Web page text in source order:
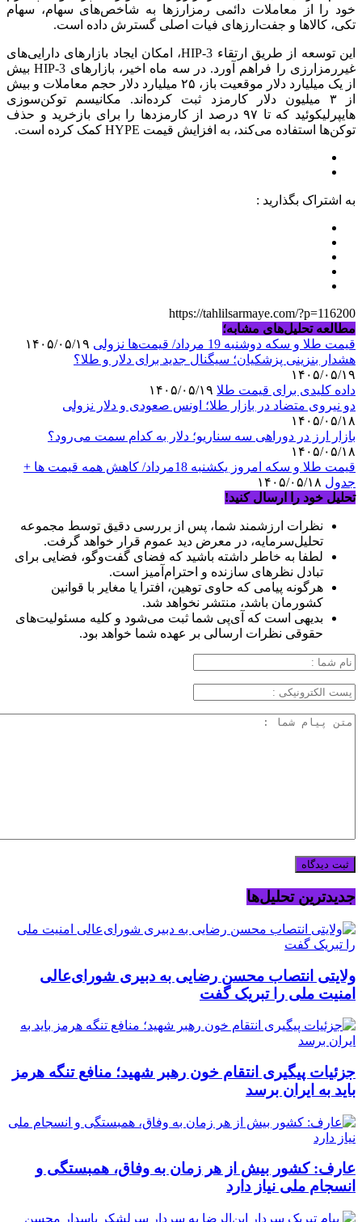
خود را از معاملات دائمی رمزارزها به شاخص‌های سهام، سهام
تکی، کالاها و جفت‌ارزهای فیات اصلی گسترش داده است.
این توسعه از طریق ارتقاء HIP-3، امکان ایجاد بازارهای دارایی‌های
غیررمزارزی را فراهم آورد. در سه ماه اخیر، بازارهای HIP-3 بیش
از یک میلیارد دلار موقعیت باز، ۲۵ میلیارد دلار حجم معاملات و بیش
از ۳ میلیون دلار کارمزد ثبت کرده‌اند. مکانیسم توکن‌سوزی
هایپرلیکوئید که تا ۹۷ درصد از کارمزدها را برای بازخرید و حذف
توکن‌ها استفاده می‌کند، به افزایش قیمت HYPE کمک کرده است.
به اشتراک بگذارید :
https://tahlilsarmaye.com/?p=116200
مطالعه تحلیل‌های مشابه؛
قیمت طلا و سکه دوشنبه 19 مرداد/ قیمت‌ها نزولی
هشدار بنزینی پزشکیان؛ سیگنال جدید برای دلار و طلا؟
۱۴۰۵/۰۵/۱۹
داده کلیدی برای قیمت طلا
دو نیروی متضاد در بازار طلا؛ اونس صعودی و دلار نزولی
۱۴۰۵/۰۵/۱۸
بازار ارز در دوراهی سه سناریو؛ دلار به کدام سمت می‌رود؟
۱۴۰۵/۰۵/۱۸
قیمت طلا و سکه امروز یکشنبه 18مرداد/ کاهش همه قیمت ها +
جدول
تحلیل خود را ارسال کنید!
نظرات ارزشمند شما، پس از بررسی دقیق توسط مجموعه
تحلیل‌سرمایه، در معرض دید عموم قرار خواهد گرفت.
لطفا به خاطر داشته باشید که فضای گفت‌وگو، فضایی برای
تبادل نظرهای سازنده و احترام‌آمیز است.
هرگونه پیامی که حاوی توهین، افترا یا مغایر با قوانین
کشورمان باشد، منتشر نخواهد شد.
بدیهی است که آی‌پی شما ثبت می‌شود و کلیه مسئولیت‌های
حقوقی نظرات ارسالی بر عهده شما خواهد بود.
جدیدترین تحلیل‌ها
ولایتی انتصاب محسن رضایی به دبیری شورای‌عالی
امنیت ملی را تبریک گفت
جزئیات پیگیری انتقام خون رهبر شهید؛ منافع تنگه هرمز
باید به ایران برسد
عارف: کشور بیش از هر زمان به وفاق، همبستگی و
انسجام ملی نیاز دارد